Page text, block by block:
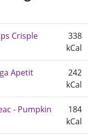
Crisple
338
kCal
Apetit
242
kCal
- Pumpkin
184
kCal